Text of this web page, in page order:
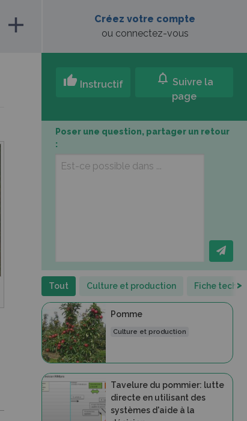
add
Créez votre compte
ou connectez-vous
thumb_up Instructif notifications Suivre la
page
Poser une question, partager un retour
:
Tout Culture et production Fiche >
Pomme
Culture et production
Tavelure du pommier: lutte
directe en utilisant des
systèmes d'aide à la